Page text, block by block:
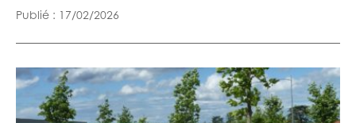
Publié : 17/02/2026